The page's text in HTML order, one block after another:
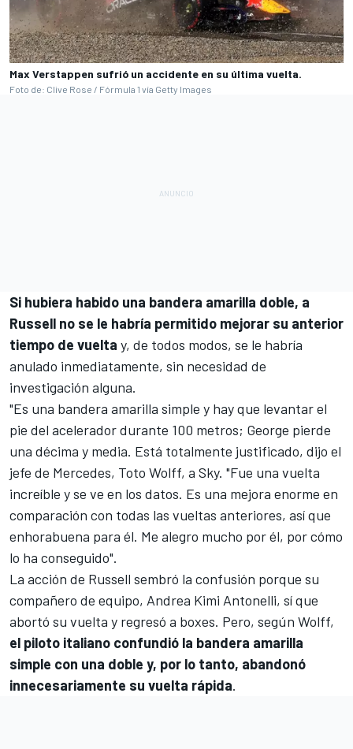
Max Verstappen sufrió un accidente en su última vuelta.
Foto de: Clive Rose / Fórmula 1 vía Getty Images
Si hubiera habido una bandera amarilla doble, a
Russell no se le habría permitido mejorar su anterior
tiempo de vuelta y, de todos modos, se le habría
anulado inmediatamente, sin necesidad de
investigación alguna.
"Es una bandera amarilla simple y hay que levantar el
pie del acelerador durante 100 metros; George pierde
una décima y media. Está totalmente justificado, dijo el
jefe de Mercedes, Toto Wolff, a Sky. "Fue una vuelta
increíble y se ve en los datos. Es una mejora enorme en
comparación con todas las vueltas anteriores, así que
enhorabuena para él. Me alegro mucho por él, por cómo
lo ha conseguido".
La acción de Russell sembró la confusión porque su
compañero de equipo, Andrea Kimi Antonelli, sí que
abortó su vuelta y regresó a boxes. Pero, según Wolff,
el piloto italiano confundió la bandera amarilla
simple con una doble y, por lo tanto, abandonó
innecesariamente su vuelta rápida.